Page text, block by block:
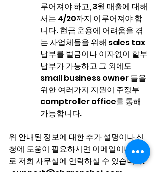
루어져야 하고, 3월 매출에 대해
서는 4/20까지 이루어져야 합
니다. 현금 운용에 어려움을 겪
는 사업체들을 위해 sales tax
납부를 벌금이나 이자없이 할부
납부가 가능하고 그 외에도
small business owner 들을
위한 여러가지 지원이 주정부
comptroller office를 통해
가능합니다.
위 안내된 정보에 대한 추가 설명이나 신
청에 도움이 필요하시면 이메일이나 전화
로 저희 사무실에 연락하실 수 있습니다.
support@sharonchoi.com